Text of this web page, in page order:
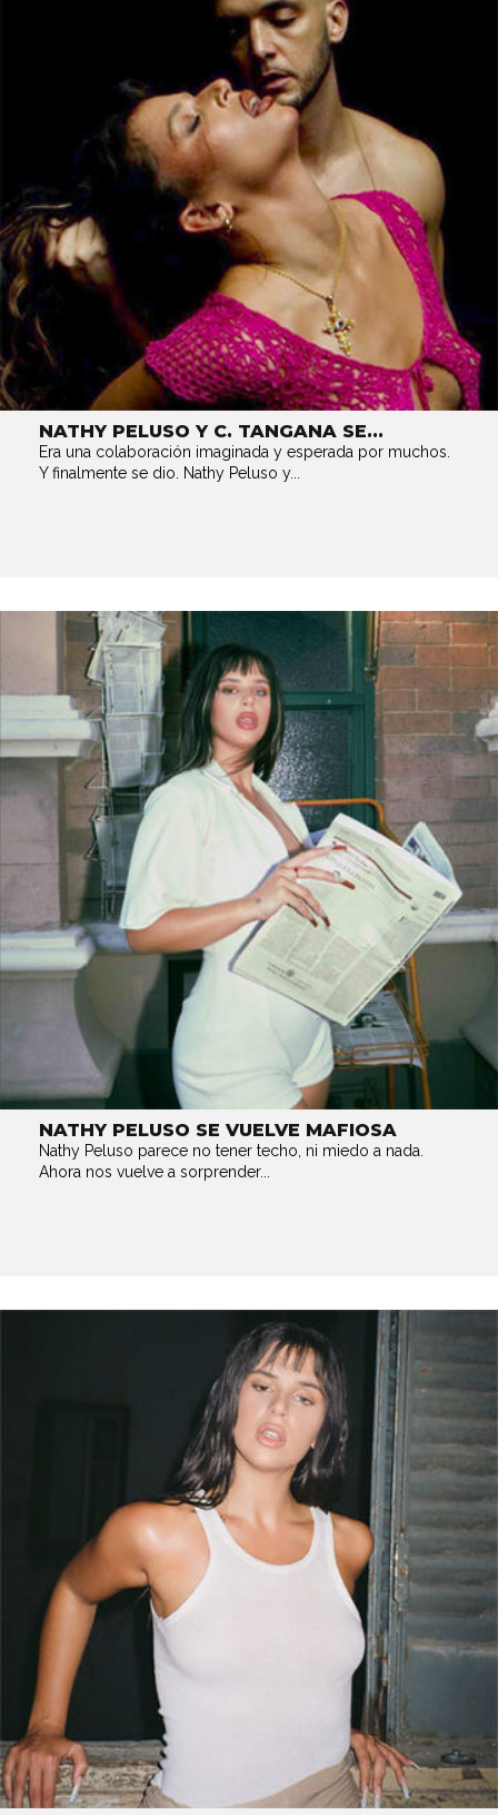
NATHY PELUSO Y C. TANGANA SE...
Era una colaboración imaginada y esperada por muchos.
Y finalmente se dio. Nathy Peluso y...
NATHY PELUSO SE VUELVE MAFIOSA
Nathy Peluso parece no tener techo, ni miedo a nada.
Ahora nos vuelve a sorprender...